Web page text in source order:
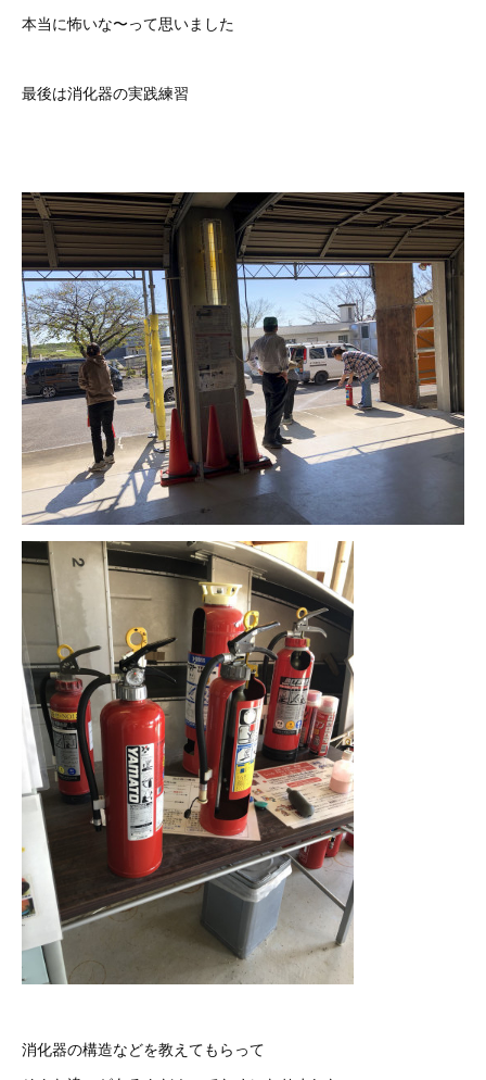
本当に怖いな〜って思いました
最後は消化器の実践練習
消化器の構造などを教えてもらって